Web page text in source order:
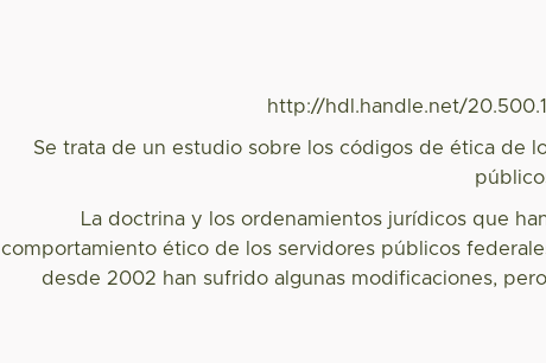
http://hdl.handle.net/
Se trata de un estudio sobre los códigos de ética de
La doctrina y los ordenamientos jurídicos que
comportamiento ético de los servidores públicos
desde 2002 han sufrido algunas modificaciones,